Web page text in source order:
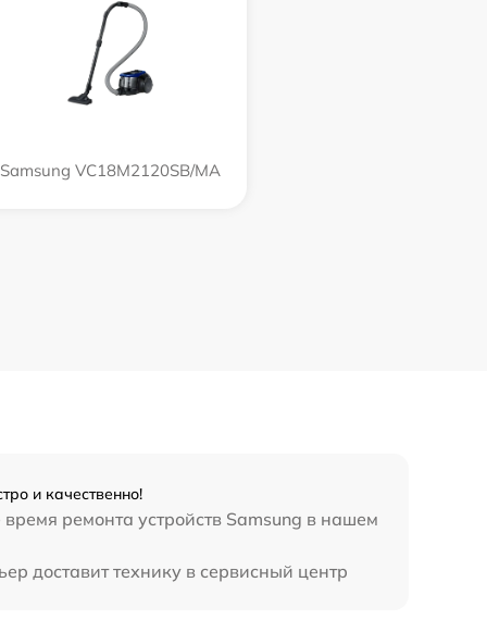
Samsung VC18M2120SB/MA
и качественно!
ремонта устройств Samsung в нашем
доставит технику в сервисный центр